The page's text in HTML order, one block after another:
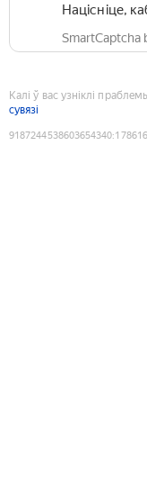
Націсніце,
SmartCaptcha
Калі ў вас узніклі
сувязі
9187244538603654340: